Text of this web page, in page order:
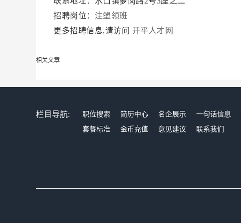
招聘岗位： 注塑领班
更多招聘信息,请访问 开平人才网
相关文章
栏目导航: 职位搜索 简历中心 名企展示 一句话信息
套餐标准
金币充值 意见建议 联系我们